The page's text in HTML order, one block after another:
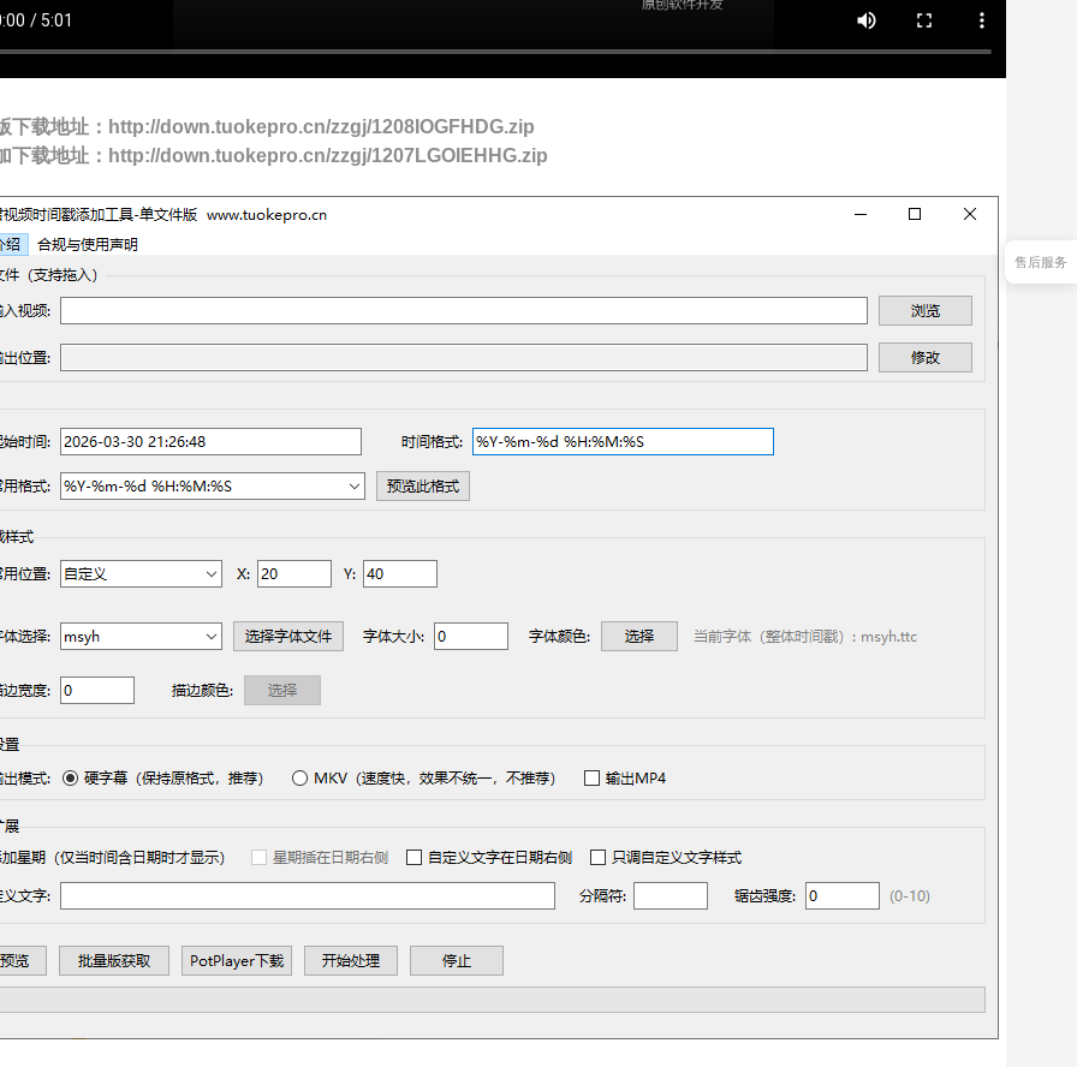
下载地址： http://down.tuokepro.cn/zzgj/1208IOGFHDG.zip
下载地址 ： http://down.tuokepro.cn/zzgj/1207LGOIEHHG.zip
售后服务